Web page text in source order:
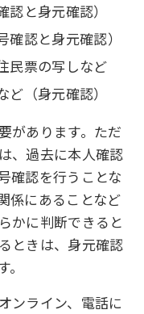
と身元確認）
認と身元確認）
民票の写しなど
ど（身元確認）
があります。ただ
、過去に本人確認
確認を行うことな
係にあることなど
かに判断できると
ときは、身元確認
ンライン、電話に